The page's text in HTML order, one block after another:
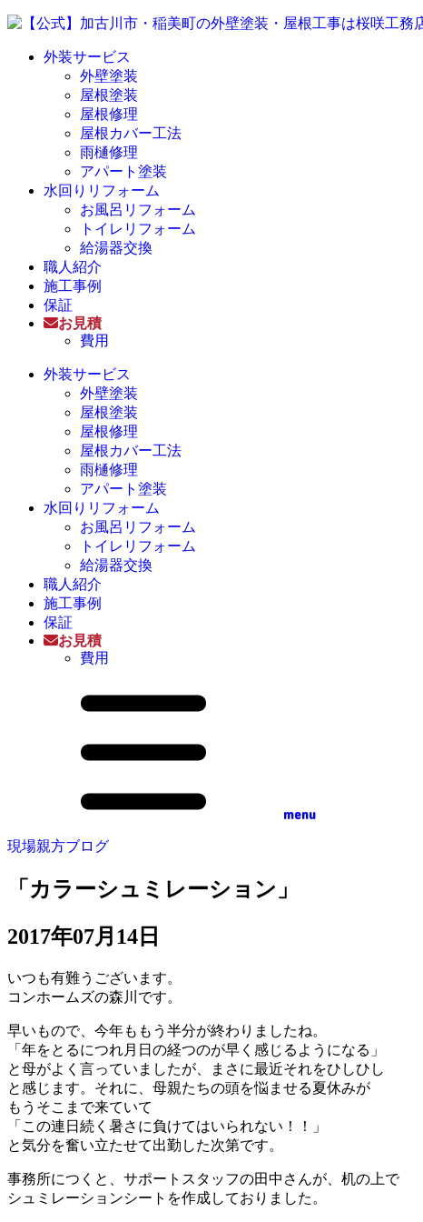
外装サービス
外壁塗装
屋根塗装
屋根修理
屋根カバー工法
雨樋修理
アパート塗装
水回りリフォーム
お風呂リフォーム
トイレリフォーム
給湯器交換
職人紹介
施工事例
保証
お見積
費用
外装サービス
外壁塗装
屋根塗装
屋根修理
屋根カバー工法
雨樋修理
アパート塗装
水回りリフォーム
お風呂リフォーム
トイレリフォーム
給湯器交換
職人紹介
施工事例
保証
お見積
費用
menu
現場親方ブログ
「カラーシュミレーション」
2017年07月14日
いつも有難うございます。
コンホームズの森川です。
早いもので、今年ももう半分が終わりましたね。
「年をとるにつれ月日の経つのが早く感じるようになる」
と母がよく言っていましたが、まさに最近それをひしひし
と感じます。それに、母親たちの頭を悩ませる夏休みが
もうそこまで来ていて
「この連日続く暑さに負けてはいられない！！」
と気分を奮い立たせて出勤した次第です。
事務所につくと、サポートスタッフの田中さんが、机の上で
シュミレーションシートを作成しておりました。